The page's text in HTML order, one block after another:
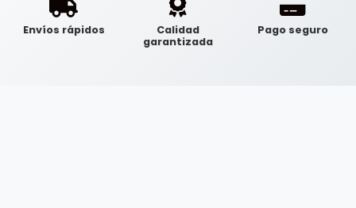
Envíos rápidos
Calidad
garantizada
Pago seguro